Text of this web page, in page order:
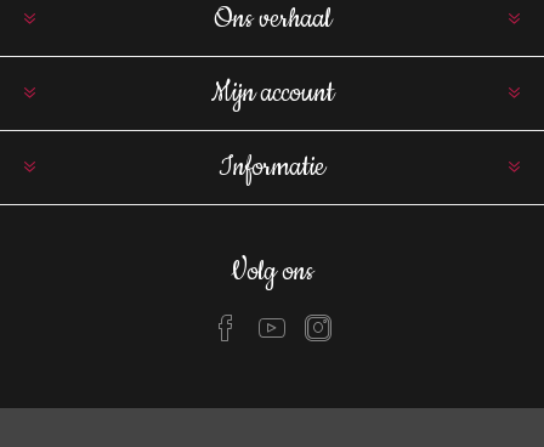
Ons verhaal
Mijn account
Informatie
Volg ons